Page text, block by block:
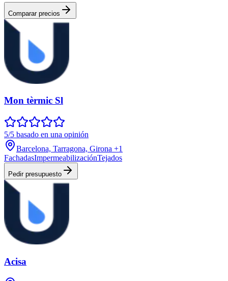
Comparar precios
Mon tèrmic Sl
5/5 basado en una opinión
Barcelona, Tarragona, Girona +1
FachadasImpermeabilizaciónTejados
Pedir presupuesto
Acisa